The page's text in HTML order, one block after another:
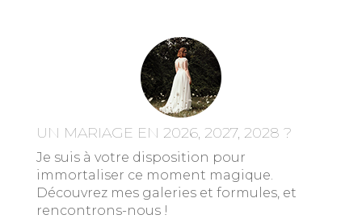
UN MARIAGE EN 2026, 2027, 2028 ?
Je suis à votre disposition pour
immortaliser ce moment magique.
Découvrez mes galeries et formules, et
rencontrons-nous !